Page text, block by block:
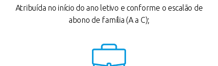
Atribuída no início do ano letivo e conforme o escalão de
abono de família (A a C);